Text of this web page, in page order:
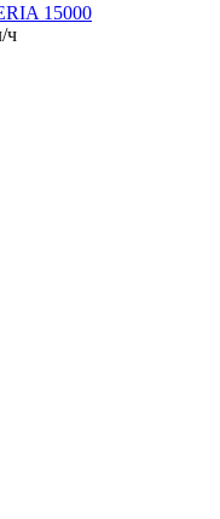
15000
ч